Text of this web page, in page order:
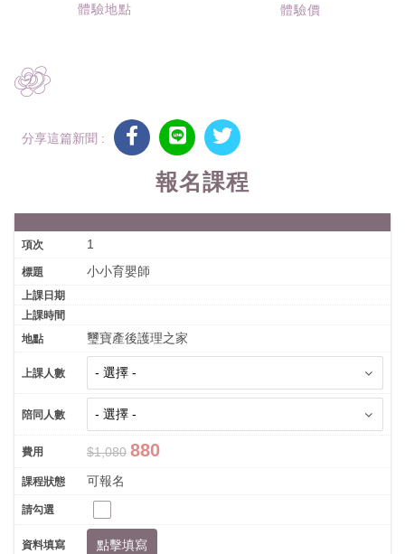
體驗地點 體驗價
分享這篇新聞 :
報名課程
1
小小育嬰師
璽寶產後護理之家
$1,080 880
可報名
點擊填寫